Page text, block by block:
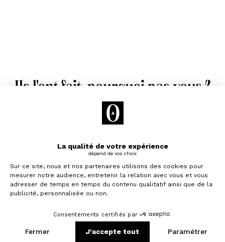
Ils l'ont fait, pourquoi pas vous ?
Nancy
Je souhaite investir